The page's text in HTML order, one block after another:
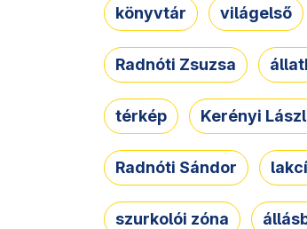
könyvtár világelső
Radnóti Zsuzsa
térkép Kerényi
Radnóti Sándor
szurkolói zóna